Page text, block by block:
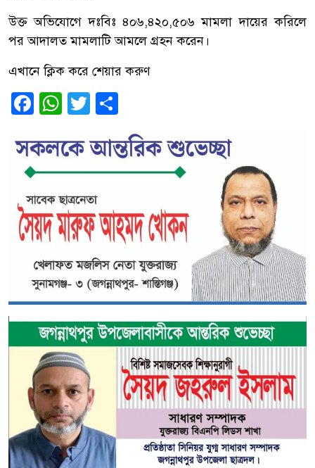
উক্ত অভিযোগে দঃবিঃ ৪০৬,৪২০,৫০৬ মামলা দায়ের করিলে
পর আদালত মামলাটি আমলে গ্রহন করেন।
এখানে ক্লিক করে শেয়ার করুণ
Facebook
WhatsApp
Twitter